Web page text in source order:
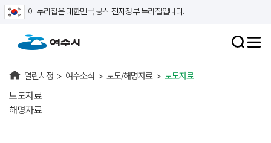
이 누리집은 대한민국 공식 전자정부 누리집입니다.
열린시정 > 여수소식 > 보도/해명자료 > 보도자료
보도자료
해명자료